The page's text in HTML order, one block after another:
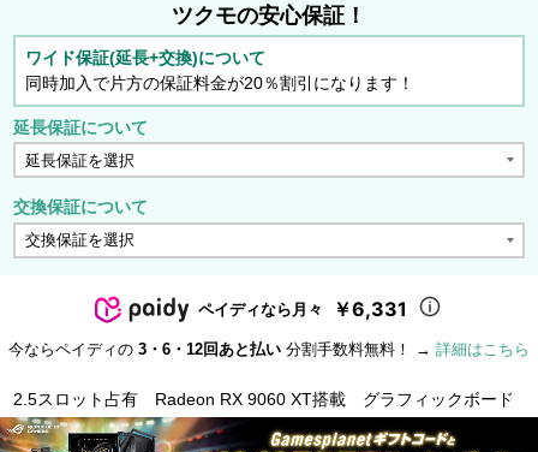
ツクモの安心保証！
ワイド保証(延長+交換)について
同時加入で片方の保証料金が20％割引になります！
延長保証について
交換保証について
ペイディなら月々 ￥6,331
今ならペイディの 3・6・12回あと払い 分割手数料無料！ → 詳細はこちら
2.5スロット占有 Radeon RX 9060 XT搭載 グラフィックボード